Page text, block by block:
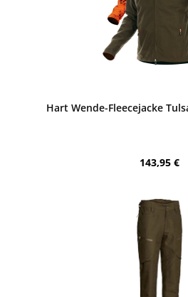
Hart Wende-Fleecejacke
Regulärer
143,95 €